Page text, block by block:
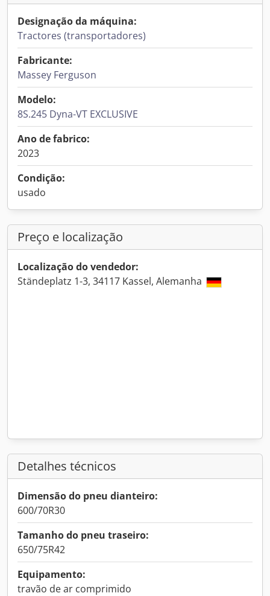
Designação da máquina:
Tractores (transportadores)
Fabricante:
Massey Ferguson
Modelo:
8S.245 Dyna-VT EXCLUSIVE
Ano de fabrico:
2023
Condição:
usado
Preço e localização
Localização do vendedor:
Ständeplatz 1-3, 34117 Kassel, Alemanha
Detalhes técnicos
Dimensão do pneu dianteiro:
600/70R30
Tamanho do pneu traseiro:
650/75R42
Equipamento:
travão de ar comprimido